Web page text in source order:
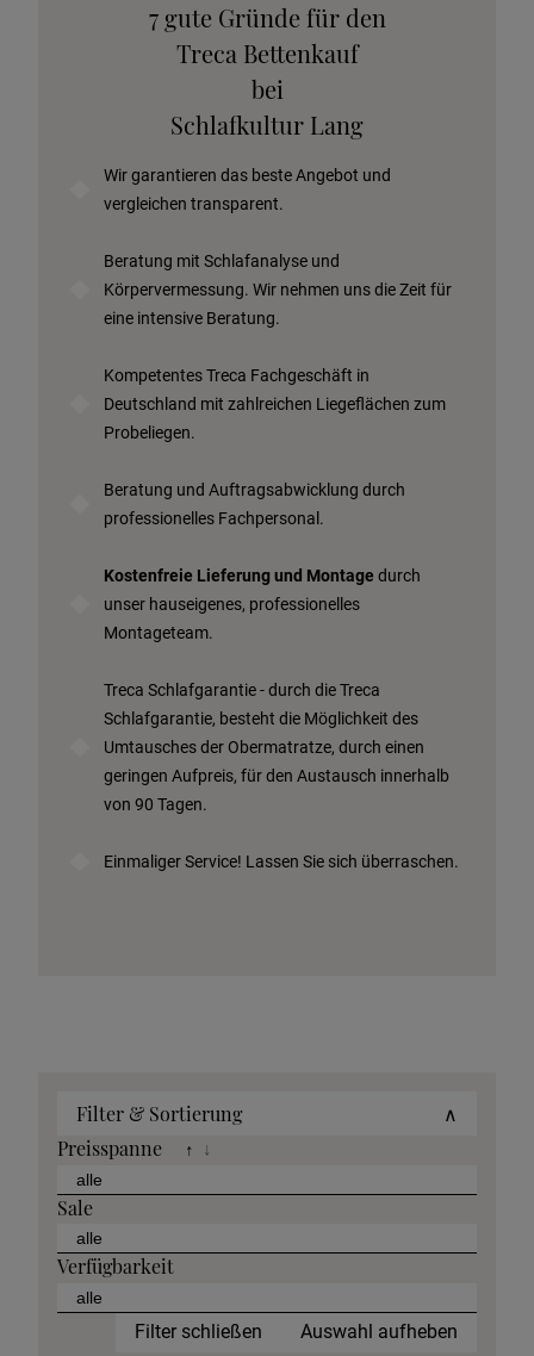
Stoffkollektion anfordern
Telefonische Beratung anfordern
Angebot anfordern
Probeschlafen im Hotel
7 gute Gründe für den
Treca Bettenkauf
bei
Schlafkultur Lang
Wir garantieren das beste Angebot und
vergleichen transparent.
Beratung mit Schlafanalyse und
Körpervermessung. Wir nehmen uns die Zeit für
eine intensive Beratung.
Kompetentes Treca Fachgeschäft in
Deutschland mit zahlreichen Liegeflächen zum
Probeliegen.
Beratung und Auftragsabwicklung durch
professionelles Fachpersonal.
Kostenfreie Lieferung und Montage durch
unser hauseigenes, professionelles
Montageteam.
Treca Schlafgarantie - durch die Treca
Schlafgarantie, besteht die Möglichkeit des
Umtausches der Obermatratze, durch einen
geringen Aufpreis, für den Austausch innerhalb
von 90 Tagen.
Einmaliger Service! Lassen Sie sich überraschen.
Filter & Sortierung
∧
Preisspanne
↑ ↓
Sale
Verfügbarkeit
Filter schließen Auswahl aufheben